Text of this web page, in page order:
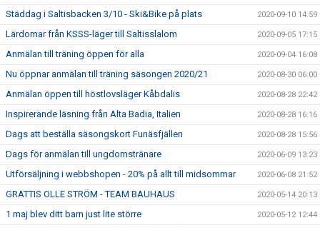
Städdag i Saltisbacken 3/10 - Ski&Bike på plats 2020-09-10 14:59
Lärdomar från KSSS-läger till Saltisslalom 2020-09-05 17:15
Anmälan till träning öppen för alla 2020-09-04 16:08
Nu öppnar anmälan till träning säsongen 2020/21 2020-08-30 06:00
Anmälan öppen till höstlovsläger Kåbdalis 2020-08-28 22:42
Inspirerande läsning från Alta Badia, Italien 2020-08-28 16:16
Dags att beställa säsongskort Funäsfjällen 2020-08-28 15:56
Dags för anmälan till ungdomstränare 2020-06-09 13:23
Utförsäljning i webbshopen - 20% på allt till midsommar 2020-06-08 21:52
GRATTIS OLLE STRÖM - TEAM BAUHAUS 2020-05-14 20:13
1 maj blev ditt barn just lite större 2020-05-12 12:44